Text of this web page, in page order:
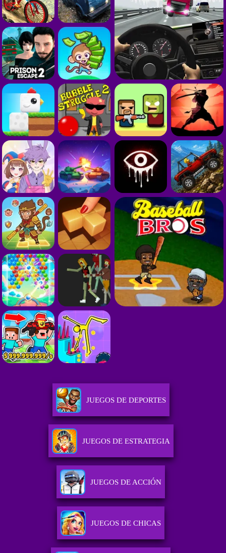
JUEGOS DE DEPORTES
JUEGOS DE ESTRATEGIA
JUEGOS DE ACCIÓN
JUEGOS DE CHICAS